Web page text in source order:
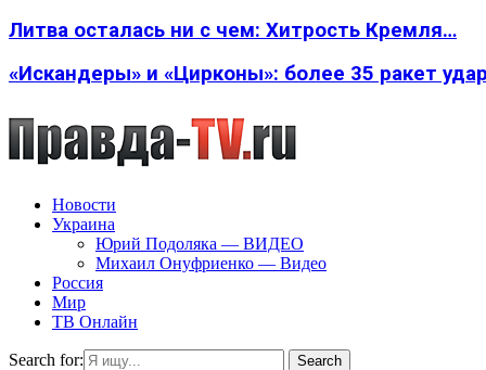
Литва осталась ни с чем: Хитрость Кремля…
«Искандеры» и «Цирконы»: более 35 ракет
Новости
Украина
Юрий Подоляка — ВИДЕО
Михаил Онуфриенко — Видео
Россия
Мир
ТВ Онлайн
Search for:
Search